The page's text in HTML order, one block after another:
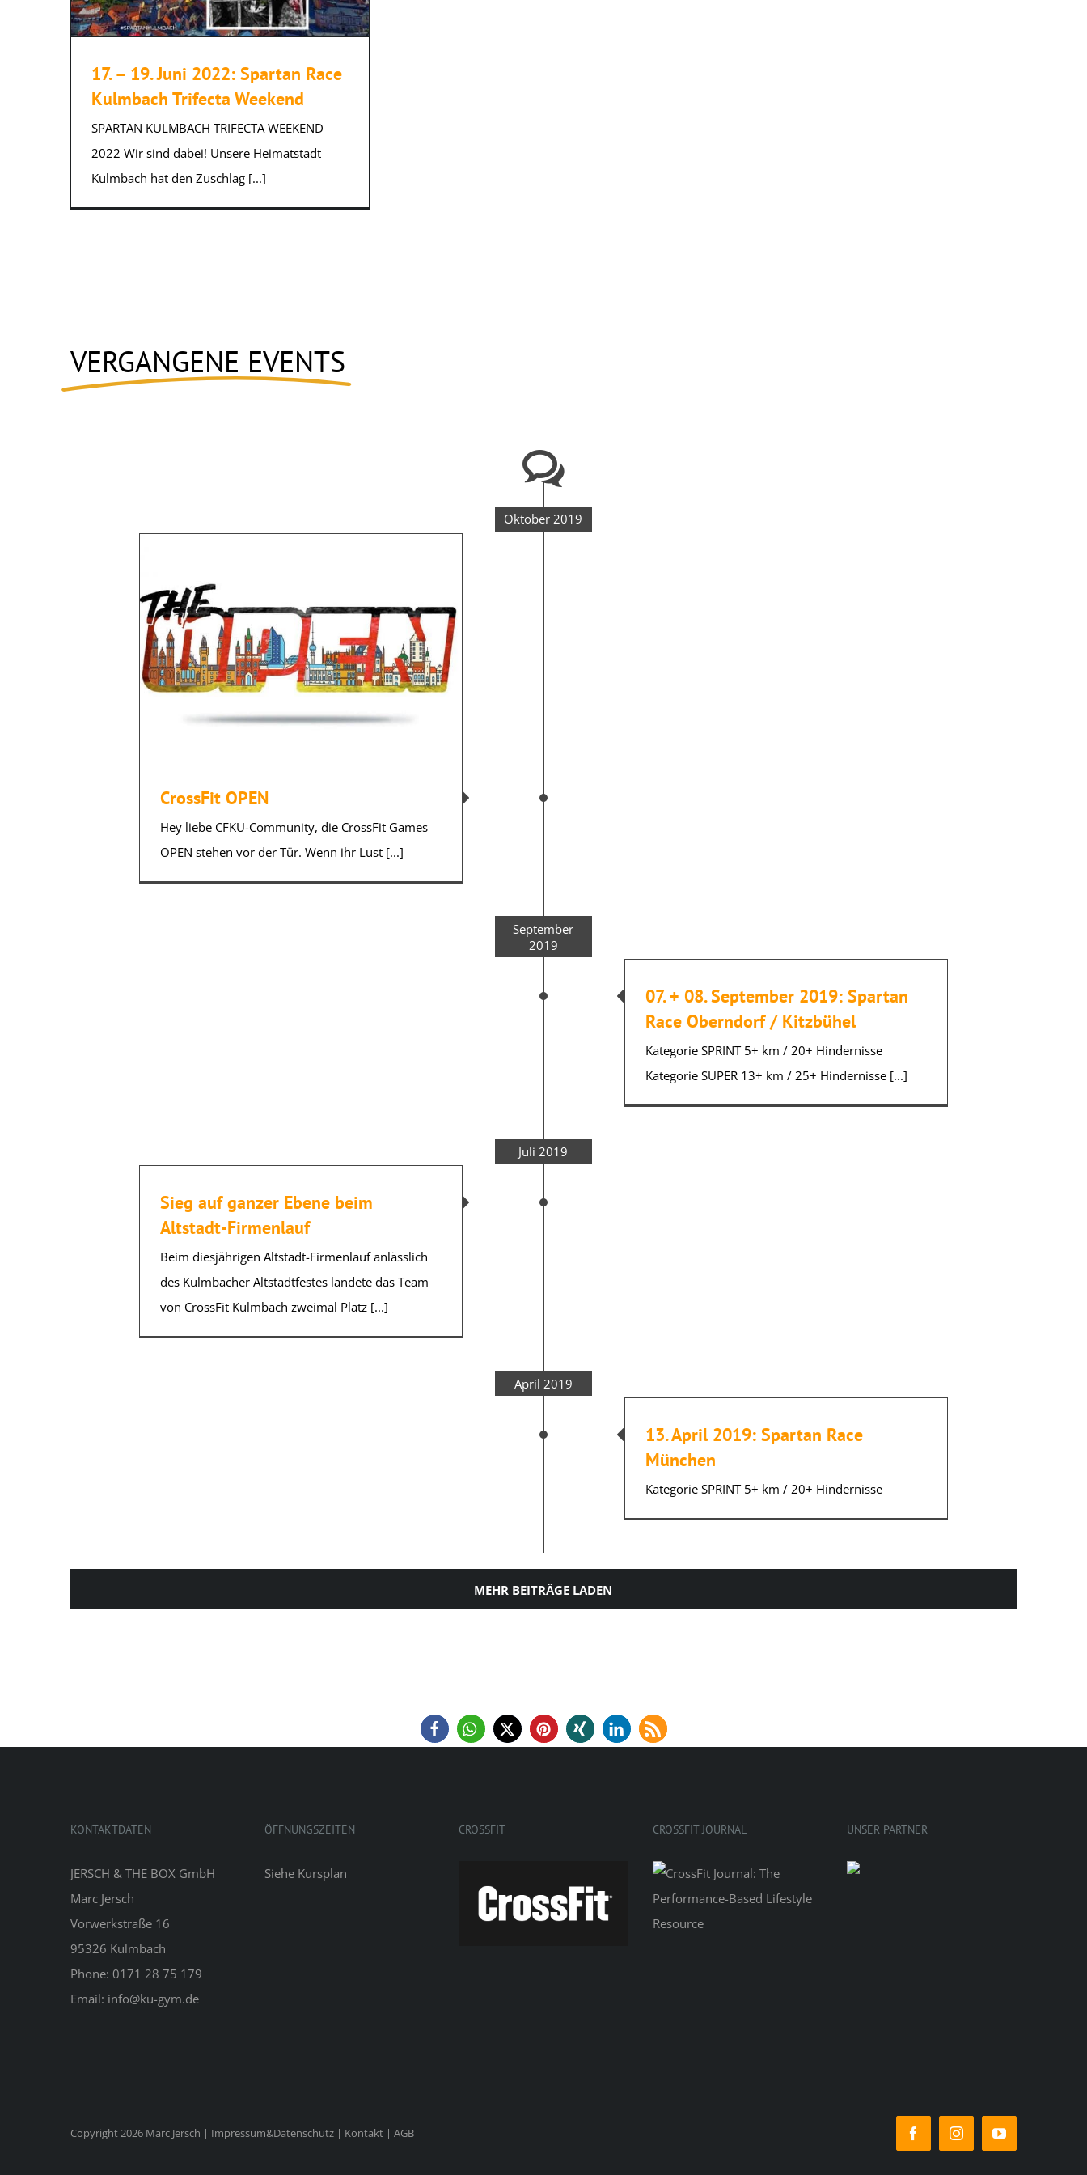
17. – 19. Juni 2022: Spartan Race
Kulmbach Trifecta Weekend
SPARTAN KULMBACH TRIFECTA WEEKEND
2022 Wir sind dabei! Unsere Heimatstadt
Kulmbach hat den Zuschlag [...]
VERGANGENE EVENTS
Oktober 2019
CrossFit OPEN
Hey liebe CFKU-Community, die CrossFit Games
OPEN stehen vor der Tür. Wenn ihr Lust [...]
September
2019
07. + 08. September 2019: Spartan
Race Oberndorf / Kitzbühel
Kategorie SPRINT 5+ km / 20+ Hindernisse
Kategorie SUPER 13+ km / 25+ Hindernisse [...]
Juli 2019
Sieg auf ganzer Ebene beim
Altstadt-Firmenlauf
Beim diesjährigen Altstadt-Firmenlauf anlässlich
des Kulmbacher Altstadtfestes landete das Team
von CrossFit Kulmbach zweimal Platz [...]
April 2019
13. April 2019: Spartan Race
München
Kategorie SPRINT 5+ km / 20+ Hindernisse
MEHR BEITRÄGE LADEN
KONTAKTDATEN
JERSCH & THE BOX GmbH
Marc Jersch
Vorwerkstraße 16
95326 Kulmbach
Phone: 0171 28 75 179
Email: info@ku-gym.de
ÖFFNUNGSZEITEN
Siehe Kursplan
CROSSFIT CROSSFIT JOURNAL UNSER PARTNER
Copyright 2026 Marc Jersch | Impressum&Datenschutz | Kontakt | AGB FacebookInstagramYouTube